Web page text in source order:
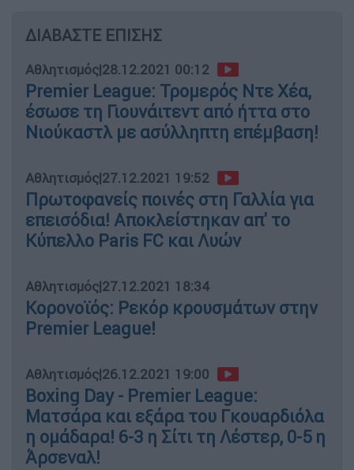
ΔΙΑΒΑΣΤΕ ΕΠΙΣΗΣ
Αθλητισμός|28.12.2021 00:12
Premier League: Τρομερός Ντε Χέα,
έσωσε τη Γιουνάιτεντ από ήττα στο
Νιούκαστλ με ασύλληπτη επέμβαση!
Αθλητισμός|27.12.2021 19:52
Πρωτοφανείς ποινές στη Γαλλία για
επεισόδια! Αποκλείστηκαν απ' το
Κύπελλο Paris FC και Λυών
Αθλητισμός|27.12.2021 18:34
Κορονοϊός: Ρεκόρ κρουσμάτων στην
Premier League!
Αθλητισμός|26.12.2021 19:00
Boxing Day - Premier League:
Ματσάρα και εξάρα του Γκουαρδιόλα
η ομάδαρα! 6-3 η Σίτι τη Λέστερ, 0-5 η
Άρσεναλ!